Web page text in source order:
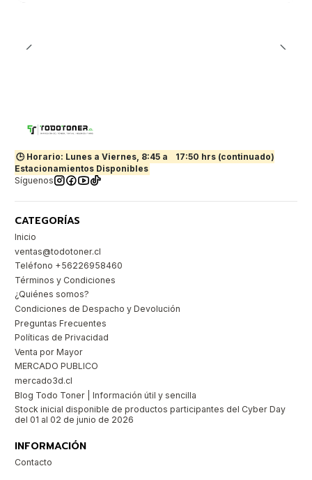
🕒 Horario: Lunes a Viernes, 8:45 a
17:50 hrs (continuado)
Estacionamientos Disponibles
Síguenos
CATEGORÍAS
Inicio
ventas@todotoner.cl
Teléfono +56226958460
Términos y Condiciones
¿Quiénes somos?
Condiciones de Despacho y Devolución
Preguntas Frecuentes
Políticas de Privacidad
Venta por Mayor
MERCADO PUBLICO
mercado3d.cl
Blog Todo Toner | Información útil y sencilla
Stock inicial disponible de productos participantes del Cyber Day
del 01 al 02 de junio de 2026
INFORMACIÓN
Contacto